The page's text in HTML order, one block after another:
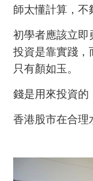
師太懂計算，不
初學者應該立即
投資是靠實踐，
只有顏如玉。
錢是用來投資的
香港股市在合理